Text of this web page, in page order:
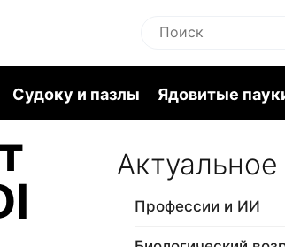
Судоку и пазлы Ядовитые
Актуальное
Профессии и ИИ